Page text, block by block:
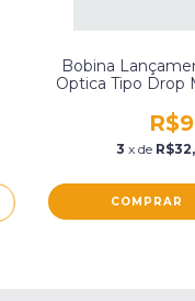
Bobina
Optica Tipo Drop
3 x de